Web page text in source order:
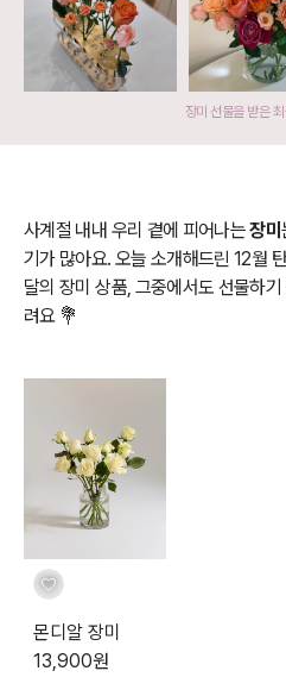
장미 선물을 받은 최
사계절 내내 우리 곁에 피어나는장미
기가 많아요. 오늘 소개해드린 12월
달의 장미 상품, 그중에서도 선물하
려요 💐
몬디알 장미
13,900원